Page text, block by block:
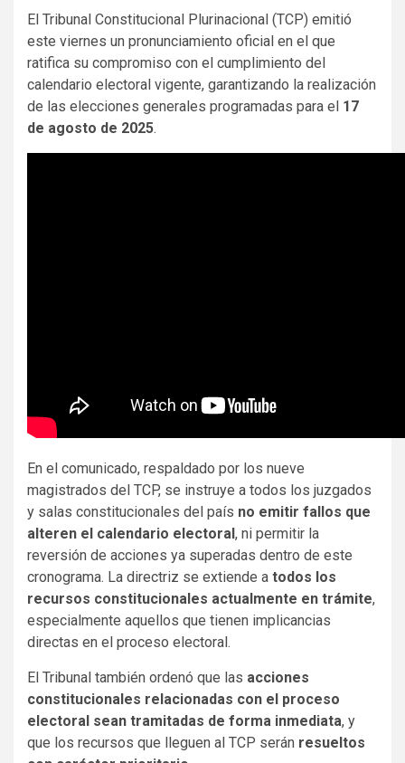
El Tribunal Constitucional Plurinacional (TCP) emitió
este viernes un pronunciamiento oficial en el que
ratifica su compromiso con el cumplimiento del
calendario electoral vigente, garantizando la realización
de las elecciones generales programadas para el 17
de agosto de 2025.
En el comunicado, respaldado por los nueve
magistrados del TCP, se instruye a todos los juzgados
y salas constitucionales del país no emitir fallos que
alteren el calendario electoral , ni permitir la
reversión de acciones ya superadas dentro de este
cronograma. La directriz se extiende a todos los
recursos constitucionales actualmente en trámite,
especialmente aquellos que tienen implicancias
directas en el proceso electoral.
El Tribunal también ordenó que las acciones
constitucionales relacionadas con el proceso
electoral sean tramitadas de forma inmediata, y
que los recursos que lleguen al TCP serán resueltos